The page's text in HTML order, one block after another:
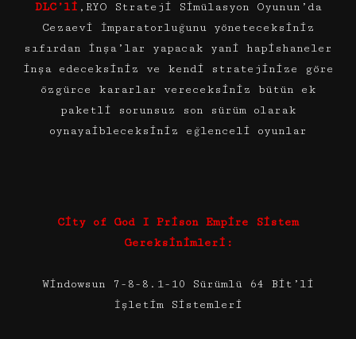
DLC’li ,RYO Strateji Simülasyon Oyunun’da
Cezaevi İmparatorluğunu yöneteceksiniz
sıfırdan inşa’lar yapacak yani hapishaneler
inşa edeceksiniz ve kendi stratejinize göre
özgürce kararlar vereceksiniz bütün ek
paketli sorunsuz son sürüm olarak
oynayaibleceksiniz eğlenceli oyunlar
City of God I Prison Empire Sistem
Gereksinimleri:
Windowsun 7-8-8.1-10 Sürümlü 64 Bit’li
İşletim Sistemleri